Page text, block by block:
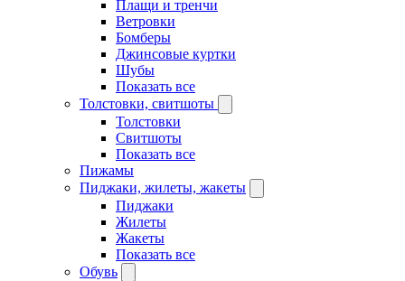
Плащи и тренчи
Ветровки
Бомберы
Джинсовые куртки
Шубы
Показать все
Толстовки, свитшоты
Толстовки
Свитшоты
Показать все
Пижамы
Пиджаки, жилеты, жакеты
Пиджаки
Жилеты
Жакеты
Показать все
Обувь